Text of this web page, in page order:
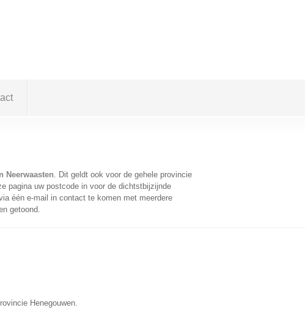
Neerwaasten. Dit geldt ook voor de gehele provincie
pagina uw postcode in voor de dichtstbijzijnde
één e-mail in contact te komen met meerdere
getoond.
Henegouwen.